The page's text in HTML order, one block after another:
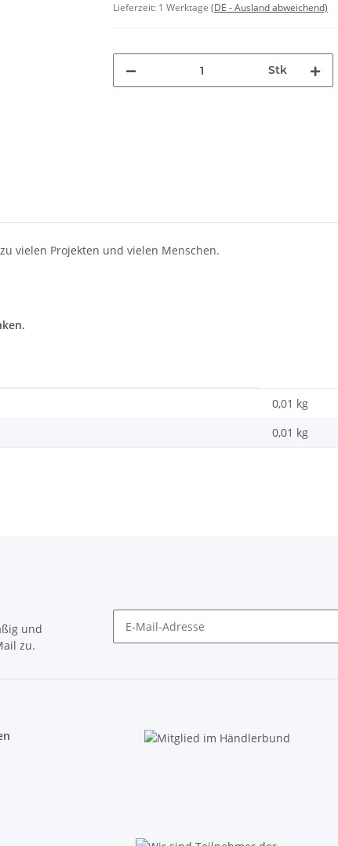
Lieferzeit: 1 Werktage (DE - Ausland abweichend)
Stk
vielen Projekten und vielen Menschen.
0,01 kg
0,01 kg
und
zu.